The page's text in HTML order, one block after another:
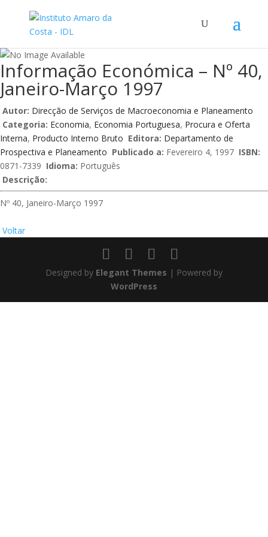
Informação Económica – Nº 40,
Janeiro-Março 1997
Autor: Direcção de Serviços de Macroeconomia e Planeamento
Categoria: Economia, Economia Portuguesa, Procura e Oferta
Interna, Producto Interno Bruto Editora: Departamento de
Prospectiva e Planeamento Publicado a: Fevereiro 4, 1997 ISBN:
0871-7339 Idioma: Português
Descrição:
Nº 40, Janeiro-Março 1997
Voltar
Designed by Elegant Themes | Powered by
WordPress